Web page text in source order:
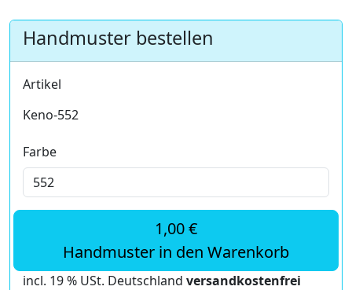
Handmuster bestellen
Artikel
Keno-552
Farbe
1,00 €
Handmuster in den Warenkorb
incl. 19 % USt. Deutschland versandkostenfrei